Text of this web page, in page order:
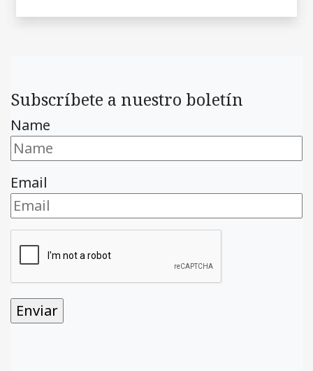
Subscríbete a nuestro boletín
Name
Email